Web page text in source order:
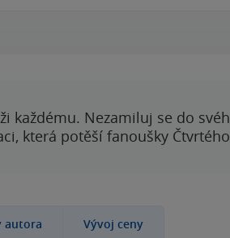
každému. Nezamiluj se do
která potěší fanoušky
autora Vývoj ceny